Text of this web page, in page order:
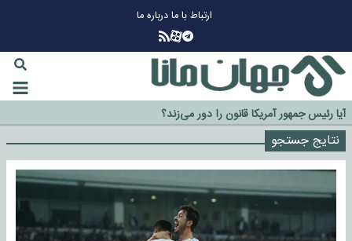
ارتباط با مادرباره ما
طلا دوباره افزایشی شد؟
جدایی اوسمار روی میز مدیران پرسپولیس
رئیس جمهور آمریکا قانون را دور می‌زند؟
رسمی چهره نامدار از پرسپولیس
اطلاعات سپاه: پروژه دولت ترامپ برای مهار چین، روسیه و اروپا شکست
نتایج جستجو